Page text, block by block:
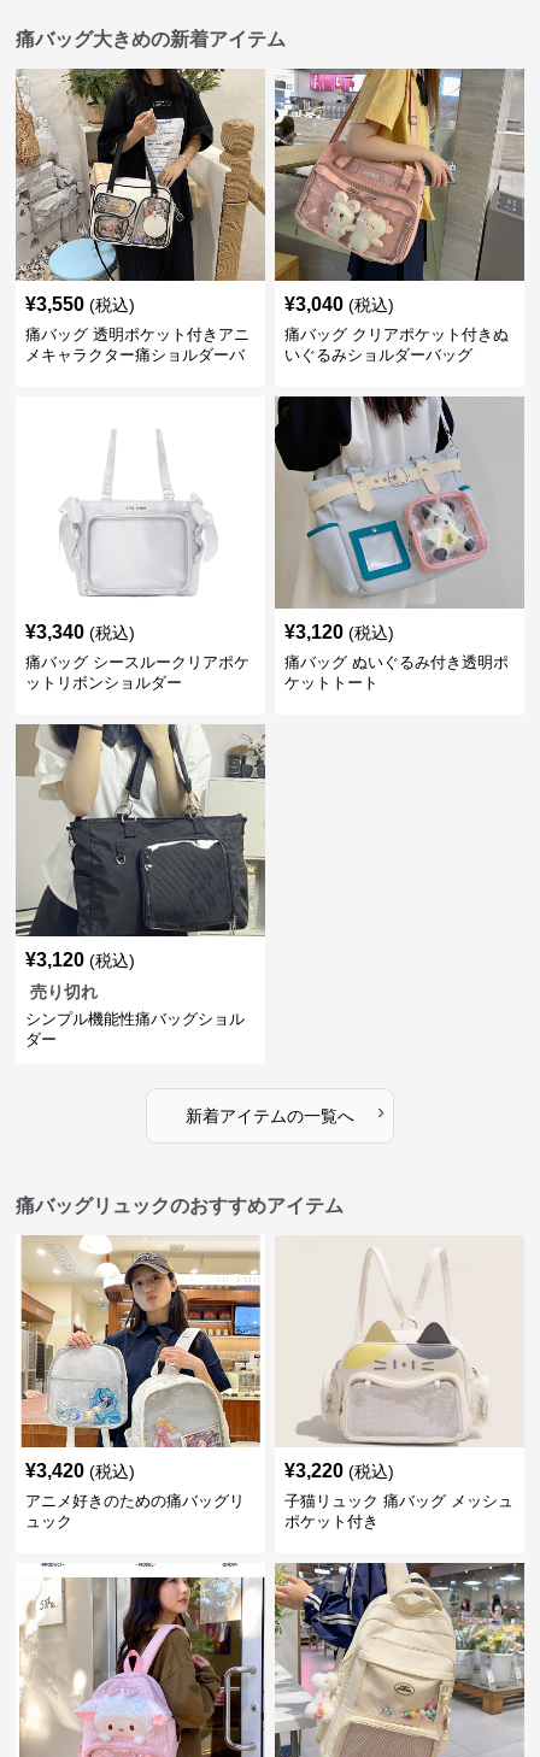
痛バッグ大きめの新着アイテム
¥3,550 (税込)
痛バッグ 透明ポケット付きアニ
メキャラクター痛ショルダーバ
¥3,040 (税込)
痛バッグ クリアポケット付きぬ
いぐるみショルダーバッグ
¥3,340 (税込)
痛バッグ シースルークリアポケ
ットリボンショルダー
¥3,120 (税込)
痛バッグ ぬいぐるみ付き透明ポ
ケットトート
¥3,120 (税込)
売り切れ
シンプル機能性痛バッグショル
ダー
新着アイテムの一覧へ ›
痛バッグリュックのおすすめアイテム
¥3,420 (税込)
アニメ好きのための痛バッグリ
ュック
¥3,220 (税込)
子猫リュック 痛バッグ メッシュ
ポケット付き